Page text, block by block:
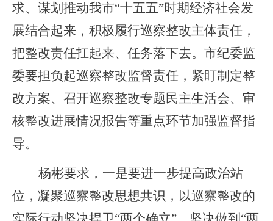
求、谋划推动我市“十五五”时期经济社会发
展结合起来，积极履行巡察整改主体责任，
把整改责任扛起来、任务落下去。市纪委监
委要担负起巡察整改监督责任，紧盯制定整
改方案、召开巡察整改专题民主生活会、审
核整改进展情况报告等重点环节加强监督指
导。
杨彬要求，一是要进一步提高政治站
位，凝聚巡察整改思想共识，以巡察整改的